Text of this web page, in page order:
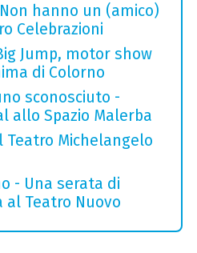
hanno un (amico)
Celebrazioni
Jump, motor show
di Colorno
sconosciuto -
allo Spazio Malerba
Teatro Michelangelo
- Una serata di
al Teatro Nuovo